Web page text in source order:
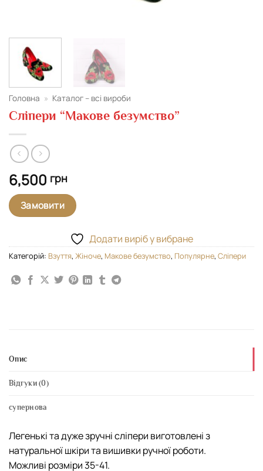
Головна » Каталог – всі вироби
Сліпери “Макове безумство”
6,500 грн
Замовити
Додати виріб у вибране
Категорій: Взуття, Жіноче, Макове безумство, Популярне, Сліпери
Опис
Відгуки (0)
супернова
Легенькі та дуже зручні сліпери виготовлені з
натуральної шкіри та вишивки ручної роботи.
Можливі розміри 35-41.